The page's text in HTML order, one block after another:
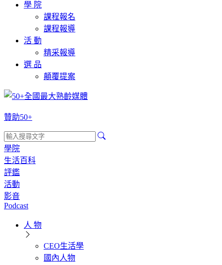
學 院
課程報名
課程報導
活 動
精采報導
選 品
顛覆提案
贊助50+
學院
生活百科
評鑑
活動
影音
Podcast
人 物
CEO生活學
國內人物